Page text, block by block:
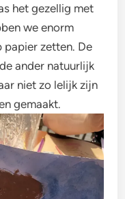
het gezellig met
we enorm
papier zetten. De
ander natuurlijk
niet zo lelijk zijn
gemaakt.